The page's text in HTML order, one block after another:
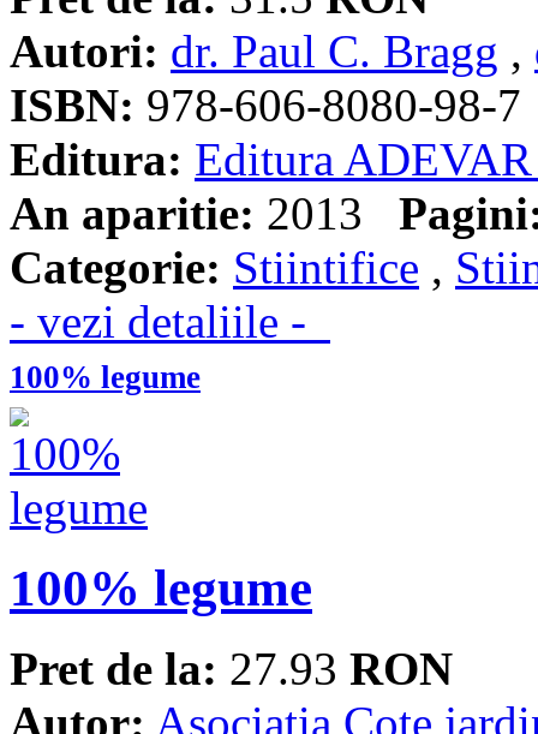
Autori: dr. Paul C. Bragg ,
ISBN: 978-606-8080-98-7
Editura: Editura
An aparitie: 2013
Categorie: Stiintifice ,
- vezi detaliile -
100% legume
100% legume
Pret de la: 27.93 RON
Autor: Asociatia Cote